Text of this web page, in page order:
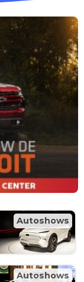
Autoshows
Autoshows